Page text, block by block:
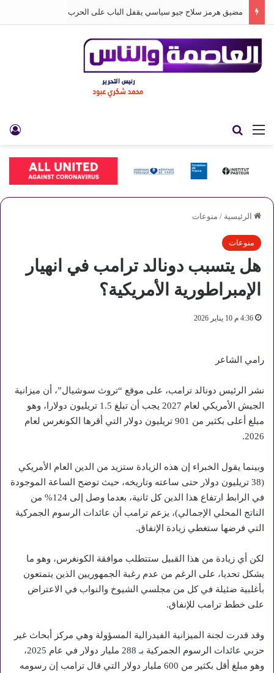
مضيق هرمز سلاح جيو سياسي يقفل الباب على الحرب
القائمة
الرئيسية / منوعات
منوعات
هل يتسبب دونالد ترامب في انهيار
الإمبراطورية الأمريكية؟
4:36 م 10 يناير 2026
رامي الشاعر
نشر الرئيس دونالد ترامب، على موقع “تروث سوشيال”، أن ميزانية
الجيش الأمريكي لعام 2027 يجب أن تبلغ 1.5 تريليون دولارا، وهو
مبلغ أعلى بكثير من 901 تريليون دولار التي أقرها الكونغرس لعام
2026.
وبينما يقول الخبراء إن هذه الزيادة ستزيد من الدين العام الأمريكي
(38 تريليون دولار حتى ساعته وتاريخه، حيث توضح الساعة الموجودة
في الرابط ارتفاع هذا الدين كل ثانية، بعدما وصل إلى 124% من
الناتج المحلي الإجمالي)، يزعم ترامب أن عائدات الرسوم الجمركية
التي فرضها ستغطي زيادة الإنفاق.
لكن أي زيادة من هذا القبيل ستتطلب موافقة الكونغرس، وهو ما
يشكل تحديا، على الرغم من عدم رغبة الجمهوريين الذين يتمتعون
بأغلبية ضئيلة في كل من مجلسي الشيوخ والنواب في الاعتراض
على خطط ترامب للإنفاق.
وقد قدرت لجنة الميزانية الفيدرالية المسؤولة وهي مركز أبحاث غير
حزبي عائدات الرسوم الجمركية بـ 288 مليار دولار في عام 2025،
وهو مبلغ أقل بكثير من 600 مليار دولار التي قال ترامب إن رسومه